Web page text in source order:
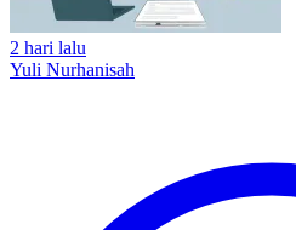
2 hari lalu
Yuli Nurhanisah